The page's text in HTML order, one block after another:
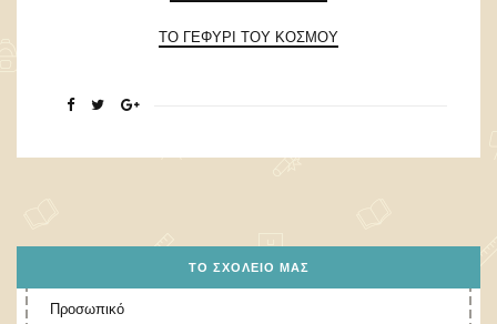
ΤΟ ΓΕΦΥΡΙ ΤΟΥ ΚΟΣΜΟΥ
ΤΟ ΣΧΟΛΕΊΟ ΜΑΣ
Προσωπικό